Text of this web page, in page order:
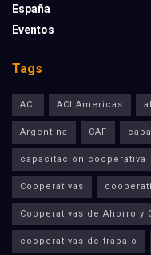
España
Eventos
Tags
ACI ACI Americas
Argentina CAF
capacitación cooperativa
Cooperativas
Cooperativas de Ahorro y
cooperativas de trabajo